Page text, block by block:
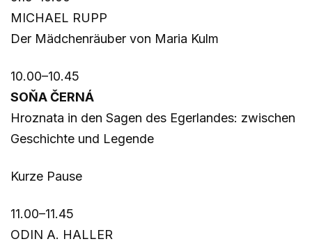
MICHAEL RUPP
Der Mädchenräuber von Maria Kulm
10.00–10.45
SOŇA ČERNÁ
Hroznata in den Sagen des Egerlandes: zwischen
Geschichte und Legende
Kurze Pause
11.00–11.45
ODIN A. HALLER